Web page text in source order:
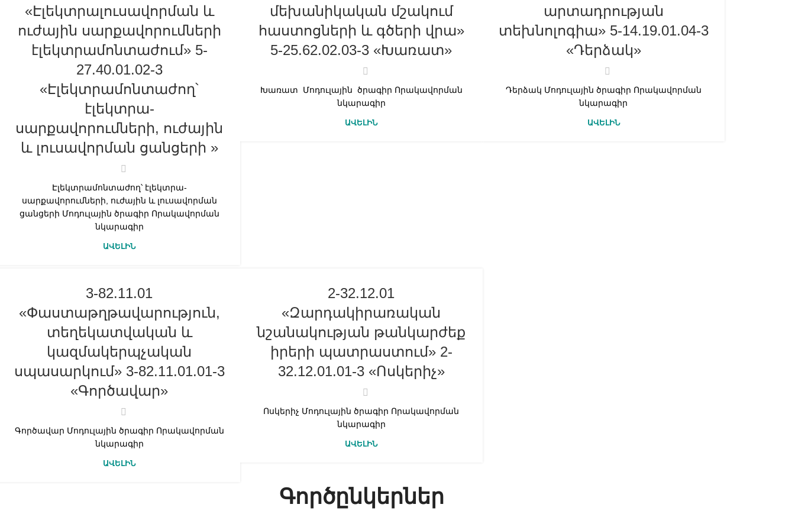
«Էլեկտրալուսավորման և
ուժային սարքավորումների
էլեկտրամոնտաժում» 5-
27.40.01.02-3
«Էլեկտրամոնտաժող՝
էլեկտրա-
սարքավորումների, ուժային
և լուսավորման ցանցերի »
Էլեկտրամոնտաժող՝ էլեկտրա-
սարքավորումների, ուժային և լուսավորման
ցանցերի Մոդուլային ծրագիր Որակավորման
նկարագիր
ԱՎԵԼԻՆ
մեխանիկական մշակում
հաստոցների և գծերի վրա»
5-25.62.02.03-3 «Խառատ»
Խառատ Մոդուլային ծրագիր Որակավորման
նկարագիր
ԱՎԵԼԻՆ
արտադրության
տեխնոլոգիա» 5-14.19.01.04-3
«Դերձակ»
Դերձակ Մոդուլային ծրագիր Որակավորման
նկարագիր
ԱՎԵԼԻՆ
3-82.11.01
«Փաստաթղթավարություն,
տեղեկատվական և
կազմակերպչական
սպասարկում» 3-82.11.01.01-3
«Գործավար»
Գործավար Մոդուլային ծրագիր Որակավորման
նկարագիր
ԱՎԵԼԻՆ
2-32.12.01
«Զարդակիրառական
նշանակության թանկարժեք
իրերի պատրաստում» 2-
32.12.01.01-3 «Ոսկերիչ»
Ոսկերիչ Մոդուլային ծրագիր Որակավորման
նկարագիր
ԱՎԵԼԻՆ
Գործընկերներ